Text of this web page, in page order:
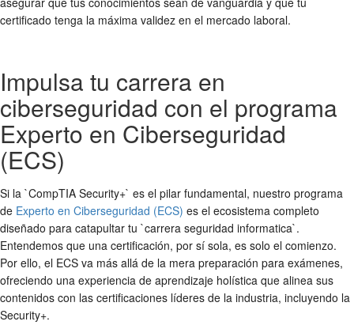
certificado tenga la máxima validez en el mercado laboral.
Impulsa tu carrera en
ciberseguridad con el programa
Experto en Ciberseguridad
(ECS)
Si la `CompTIA Security+` es el pilar fundamental, nuestro programa
de Experto en Ciberseguridad (ECS) es el ecosistema completo
diseñado para catapultar tu `carrera seguridad informatica`.
Entendemos que una certificación, por sí sola, es solo el comienzo.
Por ello, el ECS va más allá de la mera preparación para exámenes,
ofreciendo una experiencia de aprendizaje holística que alinea sus
contenidos con las certificaciones líderes de la industria, incluyendo la
Security+.